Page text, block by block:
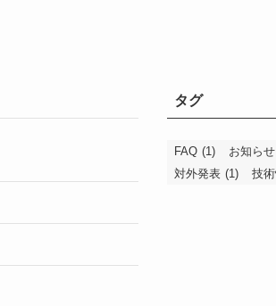
タグ
FAQ (1) お知らせ
対外発表 (1) 技